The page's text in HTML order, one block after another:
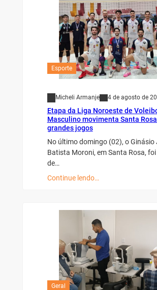
Esporte
Micheli Armanje 4 de agosto de
Etapa da Liga Noroeste de
Masculino movimenta Santa
grandes jogos
No último domingo (02), o Ginásio
Batista Moroni, em Santa Rosa,
de…
Continue lendo…
Geral